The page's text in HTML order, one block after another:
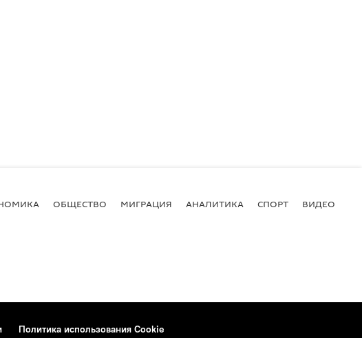
ОБЩЕСТВО МИГРАЦИЯ АНАЛИТИКА СПОРТ ВИДЕО
Политика использования Cookie